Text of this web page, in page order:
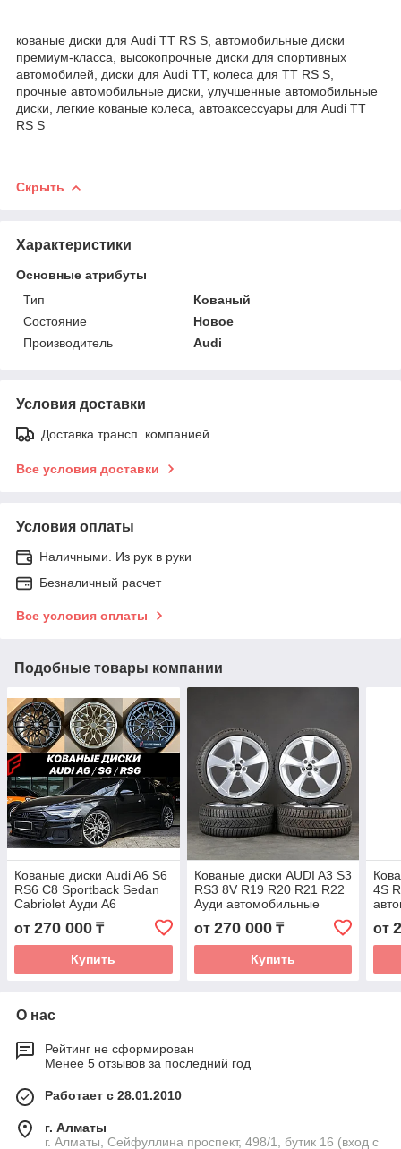
кованые диски для Audi TT RS S, автомобильные диски
премиум-класса, высокопрочные диски для спортивных
автомобилей, диски для Audi TT, колеса для TT RS S,
прочные автомобильные диски, улучшенные автомобильные
диски, легкие кованые колеса, автоаксессуары для Audi TT
RS S
Скрыть
Характеристики
Основные атрибуты
Тип
Кованый
Состояние
Новое
Производитель
Audi
Условия доставки
Доставка трансп. компанией
Все условия доставки
Условия оплаты
Наличными. Из рук в руки
Безналичный расчет
Все условия оплаты
Подобные товары компании
Кованые диски Audi A6 S6
RS6 C8 Sportback Sedan
Cabriolet Ауди А6
колеса ковка диск
от 270 000 ₸
Купить
Кованые диски AUDI A3 S3
RS3 8V R19 R20 R21 R22
Ауди автомобильные
диски колеса ковка диск
от 270 000₸
Купить
4S
от
О нас
Рейтинг не сформирован
Менее 5 отзывов за последний год
Работает с 28.01.2010
г. Алматы
г. Алматы, Сейфуллина проспект, 498/1, бутик 16 (вход с